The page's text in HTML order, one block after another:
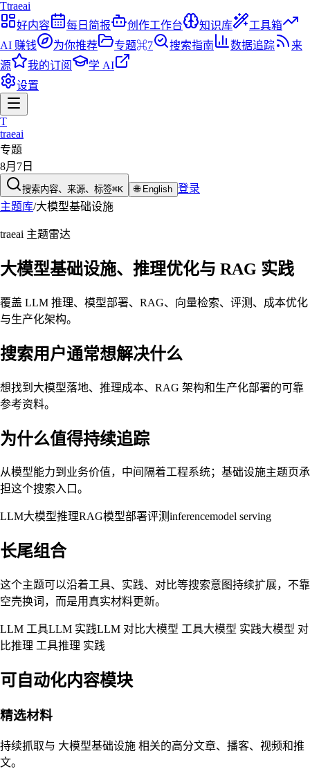
Ttraeai
好内容
每日简报 创作工作台 知识库
工具箱
AI 赚钱
为你推荐 专题⌘7 搜索指南 数据追踪
来
源
我的订阅
学 AI
设置
T
traeai
专题
8月7日
搜索内容、来源、标签⌘K 🌐 English 登录
主题库/大模型基础设施
traeai 主题雷达
大模型基础设施、推理优化与 RAG 实践
覆盖 LLM 推理、模型部署、RAG、向量检索、评测、成本优化
与生产化架构。
搜索用户通常想解决什么
想找到大模型落地、推理成本、RAG 架构和生产化部署的可靠
参考资料。
为什么值得持续追踪
从模型能力到业务价值，中间隔着工程系统；基础设施主题页承
担这个搜索入口。
LLM大模型推理RAG模型部署评测inferencemodel serving
长尾组合
这个主题可以沿着工具、实践、对比等搜索意图持续扩展，不靠
空壳换词，而是用真实材料更新。
LLM 工具LLM 实践LLM 对比大模型 工具大模型 实践大模型 对
比推理 工具推理 实践
可自动化内容模块
精选材料
持续抓取与 大模型基础设施 相关的高分文章、播客、视频和推
文。